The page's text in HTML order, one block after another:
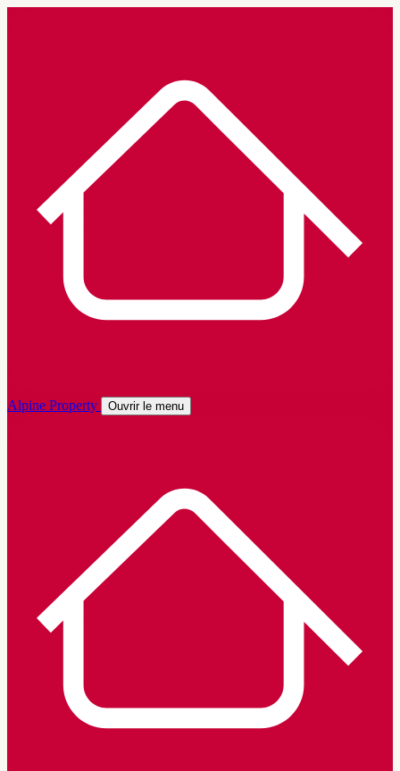
Alpine Property Ouvrir le menu